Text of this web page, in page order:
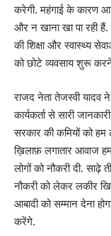
करेगी. महंगाई के कारण
और न खाना खा पा रही हैं.
की शिक्षा और स्वास्थ्य
को छोटे व्यवसाय शुरू
राजद नेता तेजस्‍वी यादव
कार्यकर्ता से सारी
सरकार की कमियों को हम
ख़िलाफ़ लगातार आवाज
लोगों को नौकरी दी.
नौकरी को लेकर लकीर
आबादी को सम्मान देना
करेंगे.